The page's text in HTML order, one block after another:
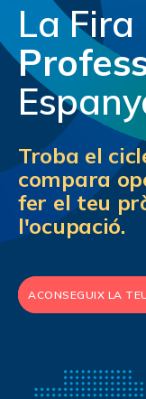
CONTACTE
VULL EXPOSAR
La Fira
Troba el
compara
fer el teu
l'ocupació.
ACONSEGUIX LA